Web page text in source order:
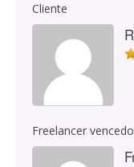
Cliente
Freelancer